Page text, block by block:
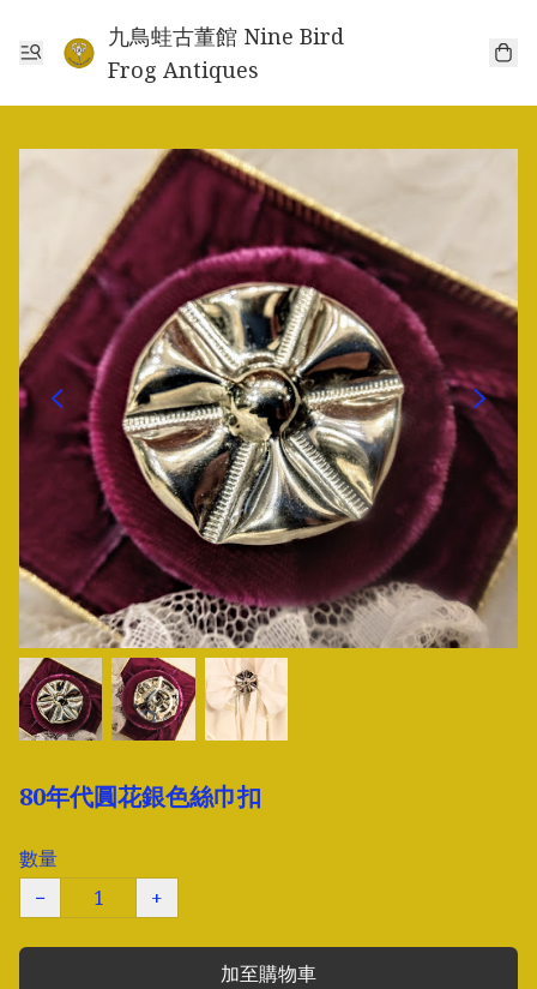
九鳥蛙古董館 Nine Bird
Frog Antiques
80年代圓花銀色絲巾扣
數量
−
+
加至購物車